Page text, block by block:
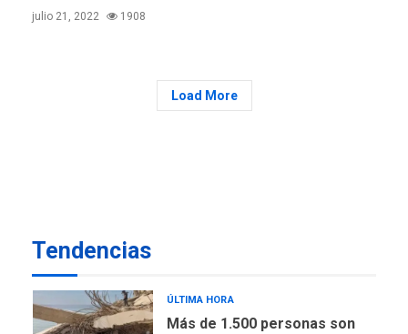
julio 21, 2022 1908
Load More
Tendencias
de almacenamiento de agua
a Corazón de Mi Patria
ÚLTIMA HORA
Más de 1.500 personas son